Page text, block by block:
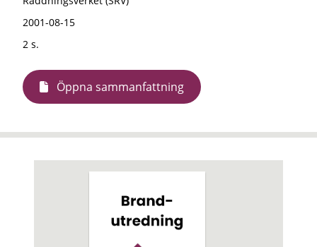
2001-08-15
2 s.
Öppna sammanfattning